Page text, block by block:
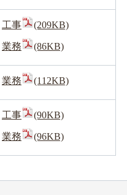
工事 (209KB)
業務 (86KB)
業務 (112KB)
工事 (90KB)
業務 (96KB)